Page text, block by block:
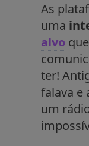
As
uma
alvo
ter!
falava e
um